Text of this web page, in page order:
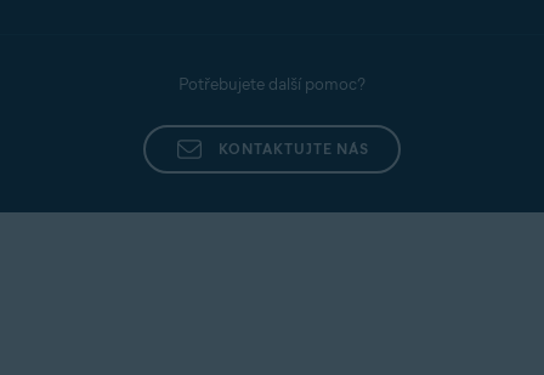
Potřebujete další pomoc?
KONTAKTUJTE NÁS